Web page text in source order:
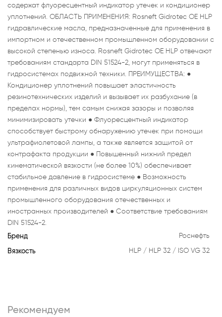
содержат флуоресцентный индикатор утечек и кондиционер
уплотнений. ОБЛАСТЬ ПРИМЕНЕНИЯ: Rosneft Gidrotec OE HLP
гидравлические масла, предназначенные для применения в
импортном и отечественном промышленном оборудовании с
высокой степенью износа. Rosneft Gidrotec OE HLP отвечают
требованиям стандарта DIN 51524-2, могут применяться в
гидросистемах подвижной техники. ПРЕИМУЩЕСТВА: ●
Кондиционер уплотнений повышает эластичность
резинотехнических изделий и вызывает их разбухание (в
пределах нормы), тем самым снижая зазоры и позволяя
минимизировать утечки ● Флуоресцентный индикатор
способствует быстрому обнаружению утечек при помощи
ультрафиолетовой лампы, а также является защитой от
контрафакта продукции ● Повышенный нижний предел
кинематической вязкости (не более 10%) обеспечивает
стабильное давление в гидросистеме ● Возможность
применения для различных видов циркуляционных систем
промышленного оборудования отечественных и
иностранных производителей ● Соответствие требованиям
DIN 51524-2.
Бренд Роснефть
Вязкость HLP HLP 32 ISO VG 32
Рекомендуем